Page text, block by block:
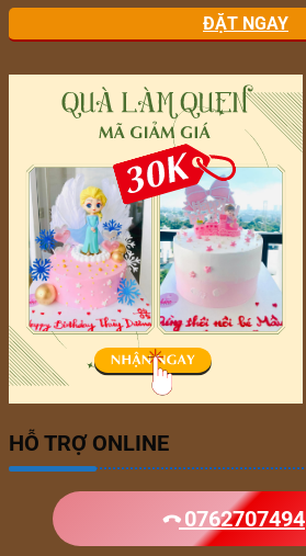
ĐẶT NGAY
HỖ TRỢ ONLINE
0762707494